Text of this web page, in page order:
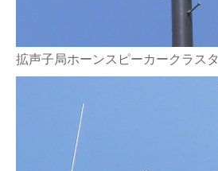
拡声子局ホーンスピーカークラスタ